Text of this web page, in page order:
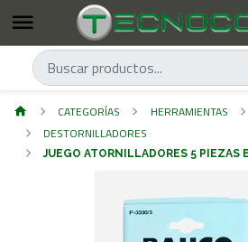
CATEGORÍAS HERRAMIENTAS
DESTORNILLADORES
JUEGO ATORNILLADORES 5 PIEZAS